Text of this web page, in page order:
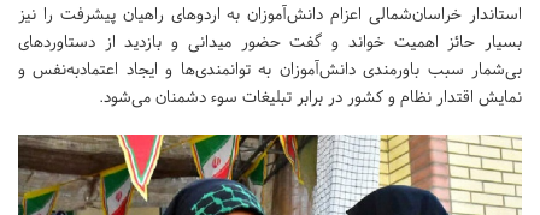
استاندار خراسان‌شمالی اعزام دانش‌آموزان به اردوهای راهیان پیشرفت را نیز
بسیار حائز اهمیت خواند و گفت حضور میدانی و بازدید از دستاوردهای
بی‌شمار سبب باورمندی دانش‌آموزان به توانمندی‌ها و ایجاد اعتمادبه‌نفس و
نمایش اقتدار نظام و کشور در برابر تبلیغات سوء دشمنان می‌شود.